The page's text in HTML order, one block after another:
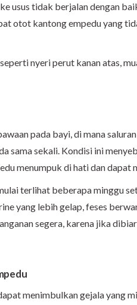
usus tidak berjalan dengan
otot kantong empedu yang
nyeri perut kanan atas,
pada bayi, di mana
sama sekali. Kondisi ini
menumpuk di hati dan dapat
terlihat beberapa minggu
yang lebih gelap, feses
segera, karena jika
menimbulkan gejala yang